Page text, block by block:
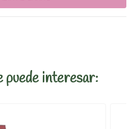
puede interesar: